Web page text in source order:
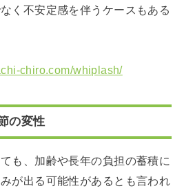
く不安定感を伴うケースもある
chiro.com/whiplash/
の変性
も、加齢や長年の負担の蓄積に
が出る可能性があるとも言われ